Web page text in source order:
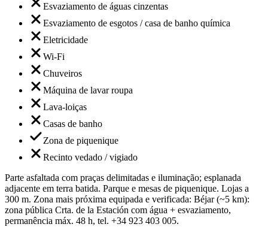
Esvaziamento de águas cinzentas
Esvaziamento de esgotos / casa de banho química
Eletricidade
Wi-Fi
Chuveiros
Máquina de lavar roupa
Lava-loiças
Casas de banho
Zona de piquenique
Recinto vedado / vigiado
Parte asfaltada com praças delimitadas e iluminação; esplanada
adjacente em terra batida. Parque e mesas de piquenique. Lojas a
300 m. Zona mais próxima equipada e verificada: Béjar (~5 km):
zona pública Crta. de la Estación com água + esvaziamento,
permanência máx. 48 h, tel. +34 923 403 005.